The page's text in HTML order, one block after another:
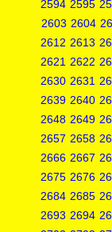
2594 2595
2603 2604
2612 2613
2621 2622
2630 2631
2639 2640
2648 2649
2657 2658
2666 2667
2675 2676
2684 2685
2693 2694